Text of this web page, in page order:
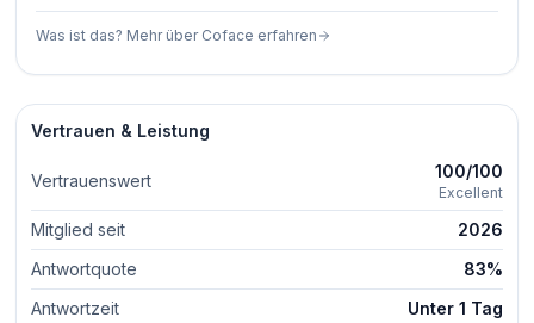
Was ist das? Mehr über Coface erfahren
Vertrauen & Leistung
Vertrauenswert 100/100
Excellent
Mitglied seit
2026
Antwortquote
83%
Antwortzeit
Unter 1 Tag